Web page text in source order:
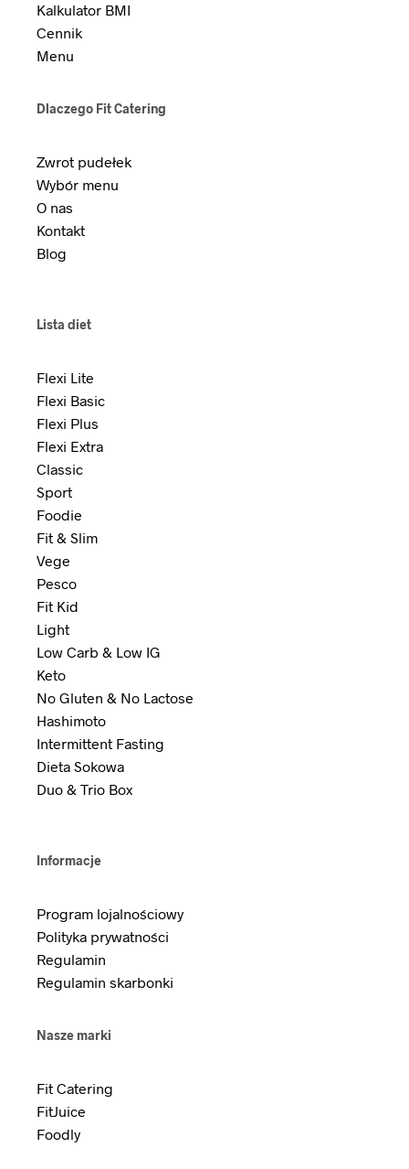
Kalkulator BMI
Cennik
Menu
Dlaczego Fit Catering
Zwrot pudełek
Wybór menu
O nas
Kontakt
Blog
Lista diet
Flexi Lite
Flexi Basic
Flexi Plus
Flexi Extra
Classic
Sport
Foodie
Fit & Slim
Vege
Pesco
Fit Kid
Light
Low Carb & Low IG
Keto
No Gluten & No Lactose
Hashimoto
Intermittent Fasting
Dieta Sokowa
Duo & Trio Box
Informacje
Program lojalnościowy
Polityka prywatności
Regulamin
Regulamin skarbonki
Nasze marki
Fit Catering
FitJuice
Foodly